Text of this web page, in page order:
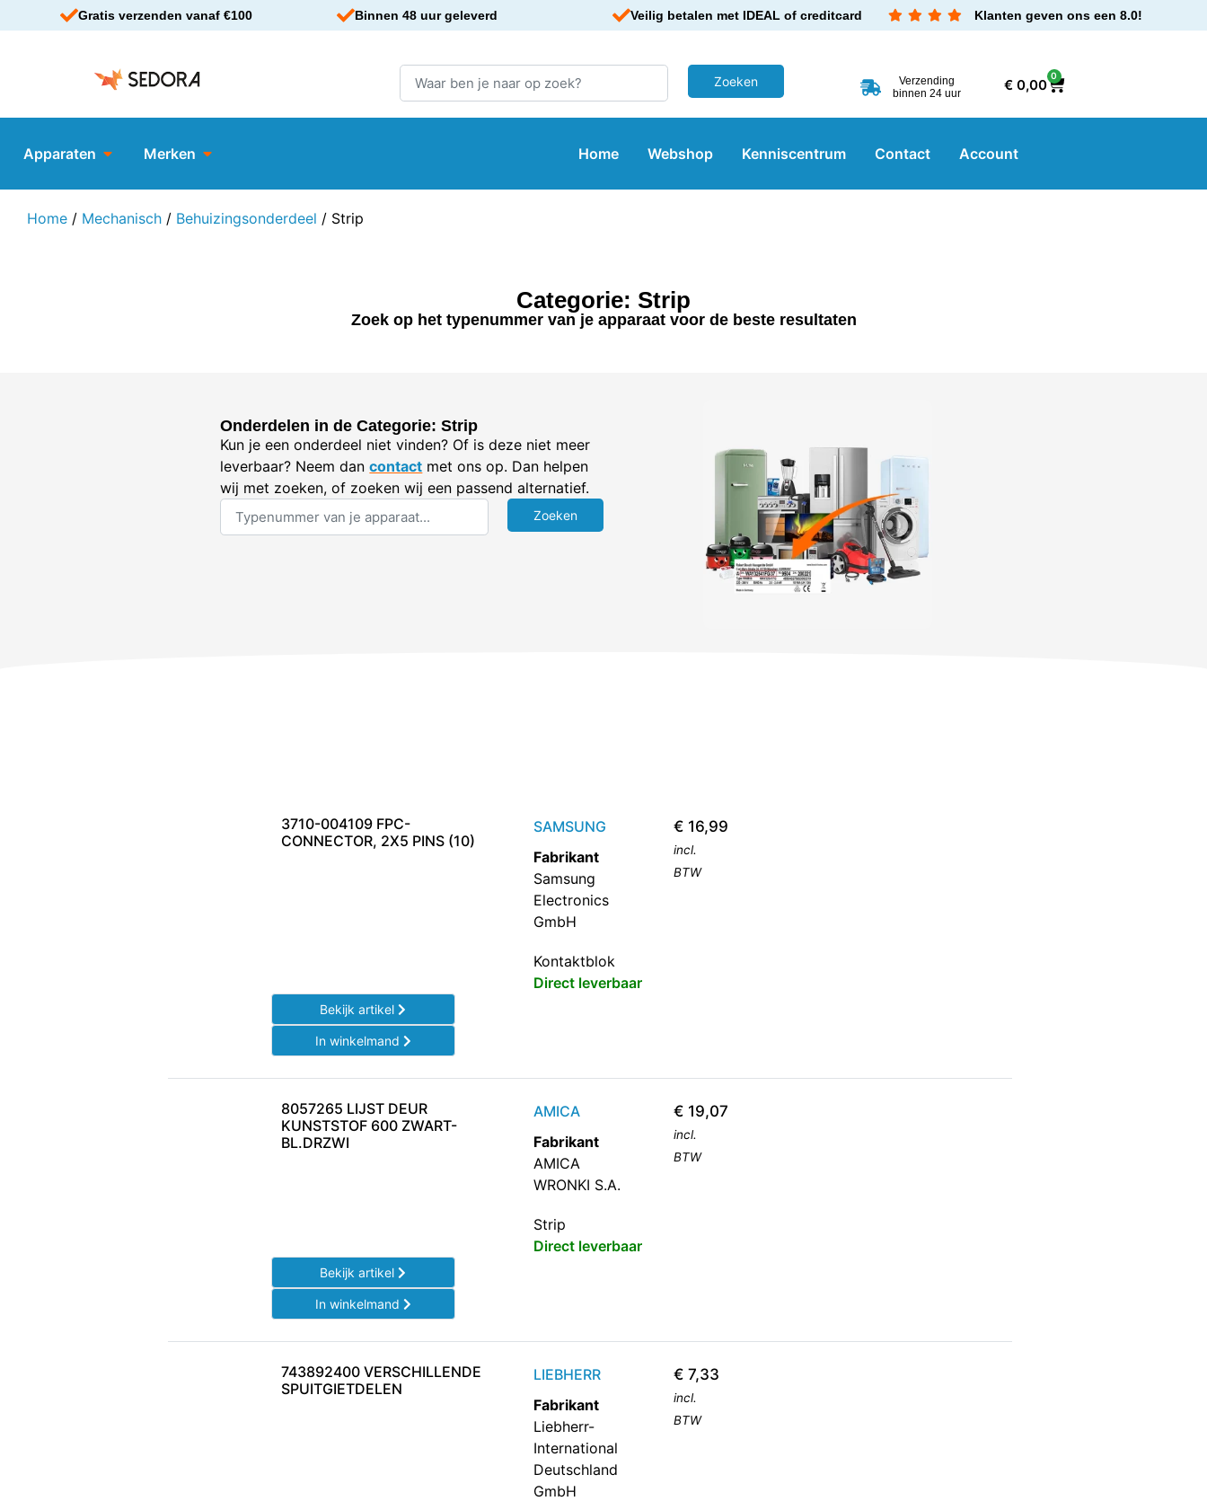
Gratis verzenden vanaf €100 Binnen 48 uur geleverd Veilig betalen met IDEAL of creditcard Klanten geven ons een 8.0!
Verzending
binnen 24 uur
€0,00
0
Apparaten Merken Home Webshop Kenniscentrum Contact Account
Home / Mechanisch / Behuizingsonderdeel / Strip
Categorie: Strip
Zoek op het typenummer van je apparaat voor de beste resultaten
Onderdelen in de Categorie: Strip
Kun je een onderdeel niet vinden? Of is deze niet meer
leverbaar? Neem dancontact met ons op. Dan helpen
wij met zoeken, of zoeken wij een passend alternatief.
3710-004109 FPC-
CONNECTOR, 2X5 PINS (10)
SAMSUNG
Fabrikant
Samsung
Electronics
GmbH
Kontaktblok
Direct leverbaar
€ 16,99
incl.
BTW
Bekijk artikel
In winkelmand
8057265 LIJST DEUR
KUNSTSTOF 600 ZWART-
BL.DRZWI
AMICA
Fabrikant
AMICA
WRONKI S.A.
Strip
Direct leverbaar
€ 19,07
incl.
BTW
Bekijk artikel
In winkelmand
743892400 VERSCHILLENDE
SPUITGIETDELEN
LIEBHERR
Fabrikant
Liebherr-
International
Deutschland
GmbH
€ 7,33
incl.
BTW